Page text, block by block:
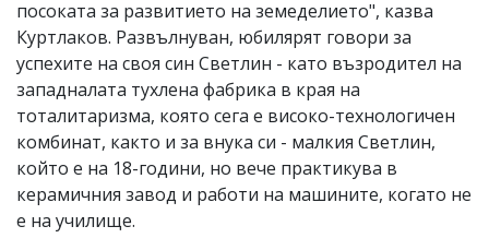
посоката за развитието на земеделието", казва
Куртлаков. Развълнуван, юбилярят говори за
успехите на своя син Светлин - като възродител на
западналата тухлена фабрика в края на
тоталитаризма, която сега е високо-технологичен
комбинат, както и за внука си - малкия Светлин,
който е на 18-години, но вече практикува в
керамичния завод и работи на машините, когато не
е на училище.